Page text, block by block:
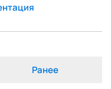
Ранее